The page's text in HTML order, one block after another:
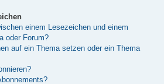
einem Lesezeichen und einem
oder Forum?
auf ein Thema setzen oder ein Thema